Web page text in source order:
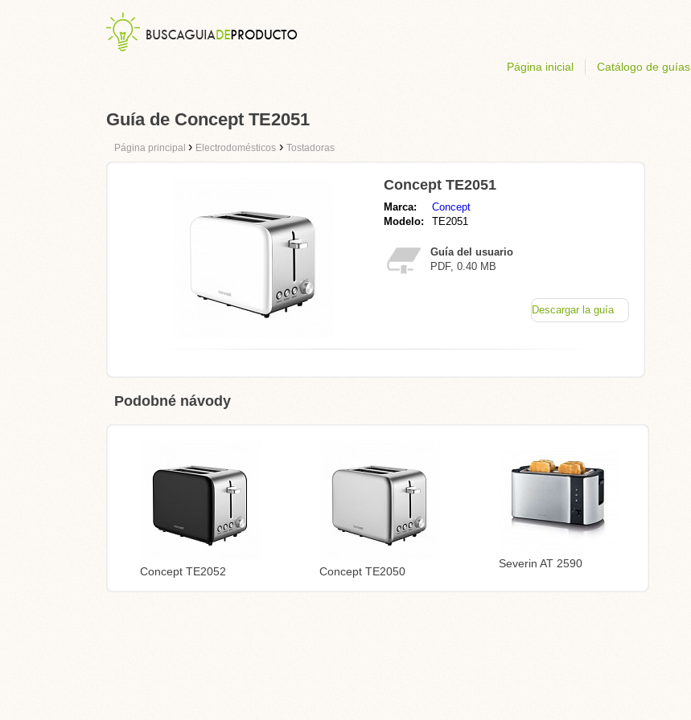
Página inicial Catálogo de guías
Guía de Concept TE2051
Página principal › Electrodomésticos › Tostadoras
Concept TE2051
Marca:
Concept
Modelo:
TE2051
Guía del usuario
PDF, 0.40 MB
Descargar la guía
Podobné návody
Concept TE2052 Concept TE2050
Severin AT 2590